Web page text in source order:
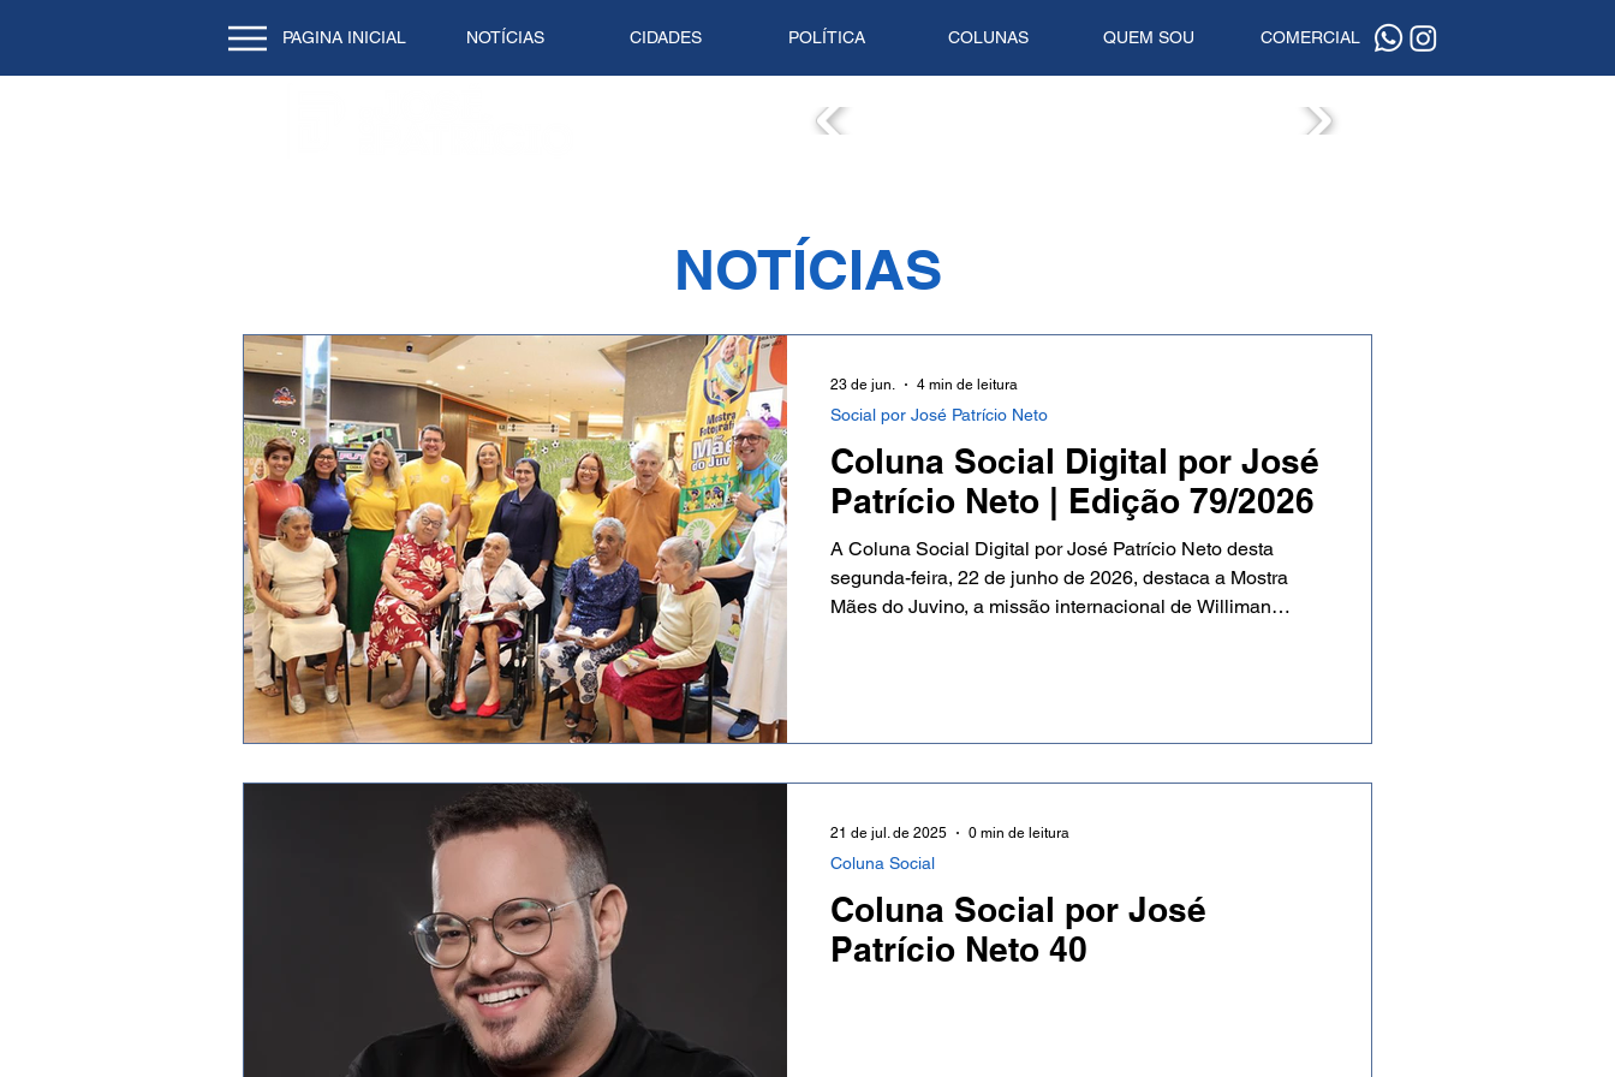
PAGINA INICIAL NOTÍCIAS CIDADES POLÍTICA COLUNAS QUEM SOU COMERCIAL
Coluna Social Digital por José
Patrício Neto | Edição 79/2026
A Coluna Social Digital por José Patrício Neto desta
segunda-feira, 22 de junho de 2026, destaca a Mostra
Mães do Juvino, a missão internacional de Williman
projeto de viagens Bora Perambular.
Social por José Patrício Neto
23 de jun. 4 min de leitura
Coluna Social por José
Patrício Neto 40
Coluna Social
21 de jul. de 2025 0 min de leitura
NOTÍCIAS